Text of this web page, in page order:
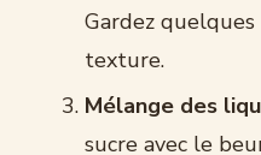
Gardez
texture.
Mélange des
sucre avec le